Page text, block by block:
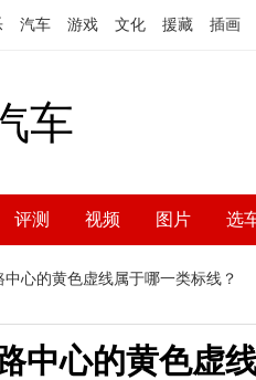
汽车 游戏 文化 援藏 插画
车
评测 视频 图片 选
中心的黄色虚线属于哪一类标线？
中心的黄色虚